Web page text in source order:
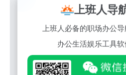
上班人导
上班人必备的职场办公
办公生活娱乐工具软